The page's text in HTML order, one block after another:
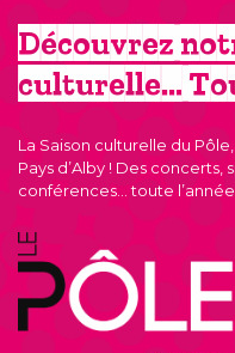
Découvrez
culturelle…
La Saison culturelle du
Pays d’Alby ! Des concerts,
conférences… toute